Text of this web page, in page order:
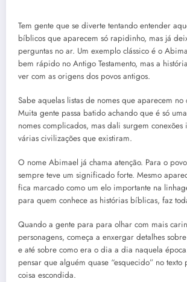
Tem gente que se diverte tentando entender
bíblicos que aparecem só rapidinho, mas já
perguntas no ar. Um exemplo clássico é o
bem rápido no Antigo Testamento, mas a
ver com as origens dos povos antigos.
Sabe aquelas listas de nomes que aparecem
Muita gente passa batido achando que é só
nomes complicados, mas dali surgem conexões
várias civilizações que existiram.
O nome Abimael já chama atenção. Para o
sempre teve um significado forte. Mesmo
fica marcado como um elo importante na
para quem conhece as histórias bíblicas, faz
Quando a gente para para olhar com mais
personagens, começa a enxergar detalhes
e até sobre como era o dia a dia naquela
pensar que alguém quase “esquecido” no texto
coisa escondida.